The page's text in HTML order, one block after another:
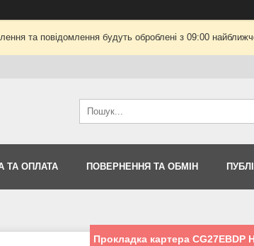
та повідомлення будуть оброблені з 09:00
ТА ОПЛАТА ПОВЕРНЕННЯ ТА ОБМІН
Прокладка картера CG27EBDP